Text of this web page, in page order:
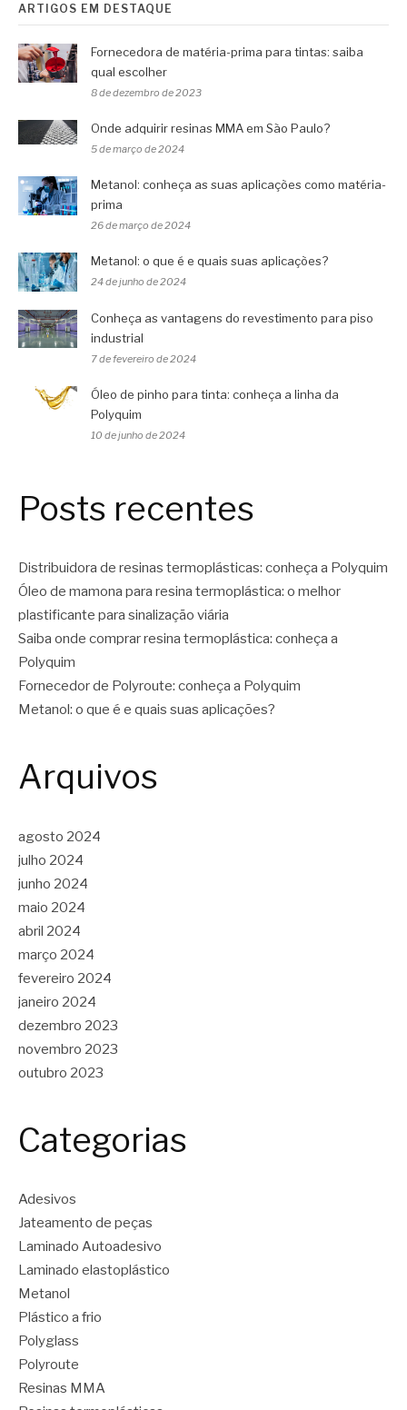
ARTIGOS EM DESTAQUE
Fornecedora de matéria-prima para tintas: saiba
qual escolher
8 de dezembro de 2023
Onde adquirir resinas MMA em São Paulo?
5 de março de 2024
Metanol: conheça as suas aplicações como matéria-
prima
26 de março de 2024
Metanol: o que é e quais suas aplicações?
24 de junho de 2024
Conheça as vantagens do revestimento para piso
industrial
7 de fevereiro de 2024
Óleo de pinho para tinta: conheça a linha da
Polyquim
10 de junho de 2024
Posts recentes
Distribuidora de resinas termoplásticas: conheça a Polyquim
Óleo de mamona para resina termoplástica: o melhor
plastificante para sinalização viária
Saiba onde comprar resina termoplástica: conheça a
Polyquim
Fornecedor de Polyroute: conheça a Polyquim
Metanol: o que é e quais suas aplicações?
Arquivos
agosto 2024
julho 2024
junho 2024
maio 2024
abril 2024
março 2024
fevereiro 2024
janeiro 2024
dezembro 2023
novembro 2023
outubro 2023
Categorias
Adesivos
Jateamento de peças
Laminado Autoadesivo
Laminado elastoplástico
Metanol
Plástico a frio
Polyglass
Polyroute
Resinas MMA